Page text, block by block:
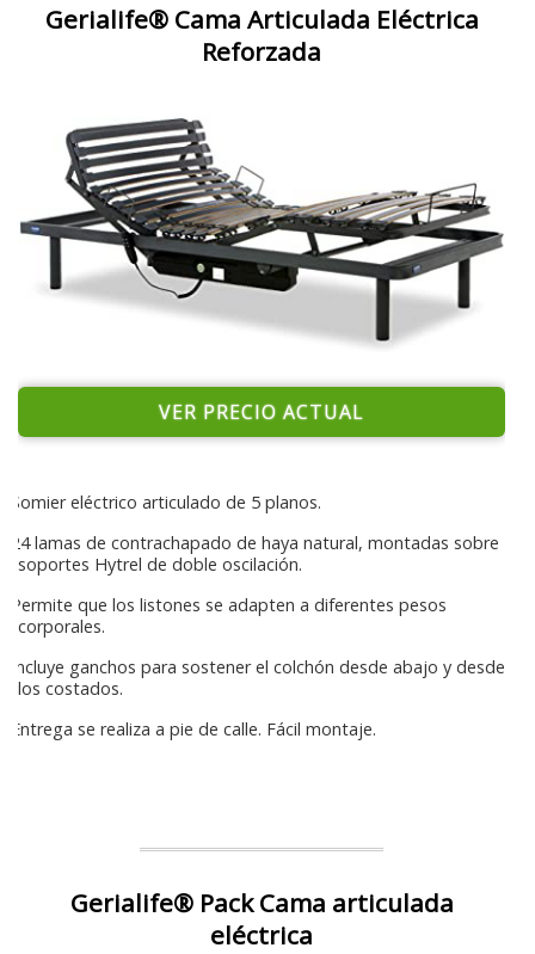
Gerialife® Cama Articulada Eléctrica
Reforzada
VER PRECIO ACTUAL
Somier eléctrico articulado de 5 planos.
24 lamas de contrachapado de haya natural, montadas sobre
soportes Hytrel de doble oscilación.
Permite que los listones se adapten a diferentes pesos
corporales.
Incluye ganchos para sostener el colchón desde abajo y desde
los costados.
Entrega se realiza a pie de calle. Fácil montaje.
Gerialife® Pack Cama articulada
eléctrica